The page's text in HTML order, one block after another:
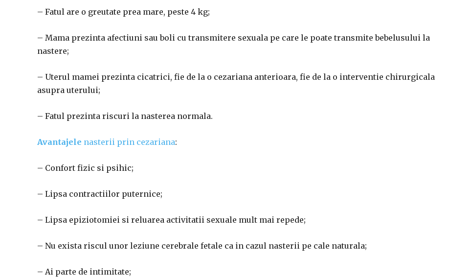
– Fatul are o greutate prea mare, peste 4 kg;
– Mama prezinta afectiuni sau boli cu transmitere sexuala pe care le poate transmite bebelusului la
nastere;
– Uterul mamei prezinta cicatrici, fie de la o cezariana anterioara, fie de la o interventie chirurgicala
asupra uterului;
– Fatul prezinta riscuri la nasterea normala.
Avantajele nasterii prin cezariana:
– Confort fizic si psihic;
– Lipsa contractiilor puternice;
– Lipsa epiziotomiei si reluarea activitatii sexuale mult mai repede;
– Nu exista riscul unor leziune cerebrale fetale ca in cazul nasterii pe cale naturala;
– Ai parte de intimitate;